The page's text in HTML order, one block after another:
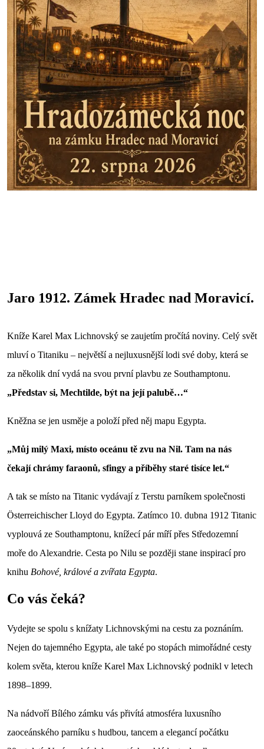
Jaro 1912. Zámek Hradec nad Moravicí.
Kníže Karel Max Lichnovský se zaujetím pročítá noviny. Celý svět
mluví o Titaniku – největší a nejluxusnější lodi své doby, která se
za několik dní vydá na svou první plavbu ze Southamptonu.
„Představ si, Mechtilde, být na její palubě…“
Kněžna se jen usměje a položí před něj mapu Egypta.
„Můj milý Maxi, místo oceánu tě zvu na Nil. Tam na nás
čekají chrámy faraonů, sfingy a příběhy staré tisíce let.“
A tak se místo na Titanic vydávají z Terstu parníkem společnosti
Österreichischer Lloyd do Egypta. Zatímco 10. dubna 1912 Titanic
vyplouvá ze Southamptonu, knížecí pár míří přes Středozemní
moře do Alexandrie. Cesta po Nilu se později stane inspirací pro
knihu Bohové, králové a zvířata Egypta.
Co vás čeká?
Vydejte se spolu s knížaty Lichnovskými na cestu za poznáním.
Nejen do tajemného Egypta, ale také po stopách mimořádné cesty
kolem světa, kterou kníže Karel Max Lichnovský podnikl v letech
1898–1899.
Na nádvoří Bílého zámku vás přivítá atmosféra luxusního
zaoceánského parníku s hudbou, tancem a elegancí počátku